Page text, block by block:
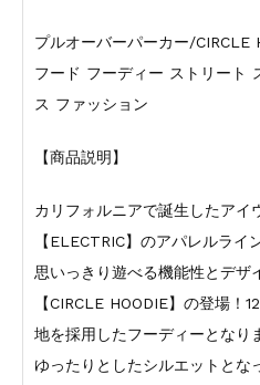
プルオーバーパーカー/CIRCLE
フード フーディー ストリート
ス ファッション
【商品説明】
カリフォルニアで誕生したアイ
【ELECTRIC】のアパレルラ
思いっきり遊べる機能性とデザ
【CIRCLE HOODIE】の登場！
地を採用したフーディーとなり
ゆったりとしたシルエットとな